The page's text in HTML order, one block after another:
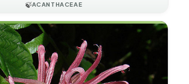
🍃ACANTHACEAE